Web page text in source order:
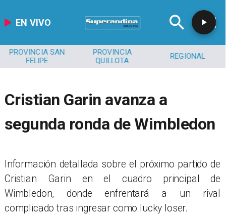
EN VIVO
PROVINCIA SAN
FELIPE
PROVINCIA
QUILLOTA
REGIONAL
Cristian Garin avanza a
segunda ronda de Wimbledon
Información detallada sobre el próximo partido de
Cristian Garin en el cuadro principal de
Wimbledon, donde enfrentará a un rival
complicado tras ingresar como lucky loser.